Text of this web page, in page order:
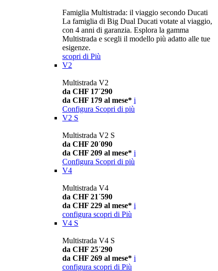
Famiglia Multistrada: il viaggio secondo Ducati
La famiglia di Big Dual Ducati votate al viaggio,
con 4 anni di garanzia. Esplora la gamma
Multistrada e scegli il modello più adatto alle tue
esigenze.
scopri di Più
V2
Multistrada V2
da CHF 17´290
da CHF 179 al mese* i
Configura Scopri di più
V2 S
Multistrada V2 S
da CHF 20´090
da CHF 209 al mese* i
Configura Scopri di più
V4
Multistrada V4
da CHF 21´590
da CHF 229 al mese* i
configura scopri di Più
V4 S
Multistrada V4 S
da CHF 25´290
da CHF 269 al mese* i
configura scopri di Più